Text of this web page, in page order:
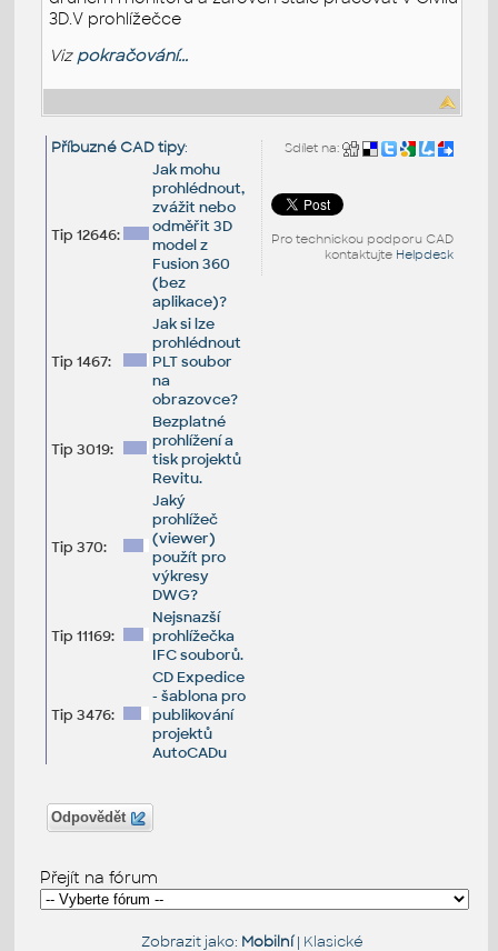
3D.V prohlížečce
Viz pokračování...
Sdílet na:
Pro technickou podporu CAD
kontaktujte Helpdesk
Příbuzné CAD tipy:
Tip 12646:
Jak mohu
prohlédnout,
zvážit nebo
odměřit 3D
model z
Fusion 360
(bez
aplikace)?
Tip 1467:
Jak si lze
prohlédnout
PLT soubor
na
obrazovce?
Tip 3019:
Bezplatné
prohlížení a
tisk projektů
Revitu.
Tip 370:
Jaký
prohlížeč
(viewer)
použít pro
výkresy
DWG?
Tip 11169:
Nejsnazší
prohlížečka
IFC souborů.
Tip 3476:
CD Expedice
- šablona pro
publikování
projektů
AutoCADu
Odpovědět
Přejít na fórum
Zobrazit jako: Mobilní| Klasické